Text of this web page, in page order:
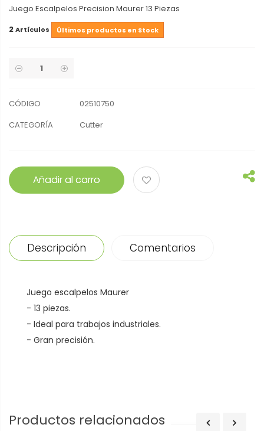
Juego Escalpelos Precision Maurer 13 Piezas
2Artículos Últimos productos en Stock
CÓDIGO
02510750
CATEGORÍA
Cutter
Añadir al carro
Descripción Comentarios
Juego escalpelos Maurer
- 13 piezas.
- Ideal para trabajos industriales.
- Gran precisión.
Productos relacionados